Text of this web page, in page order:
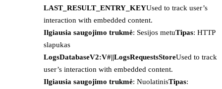
LAST_RESULT_ENTRY_KEYUsed to track user’s
interaction with embedded content.
Ilgiausia saugojimo trukmė: Sesijos metuTipas: HTTP
slapukas
LogsDatabaseV2:V#||LogsRequestsStoreUsed to track
user’s interaction with embedded content.
Ilgiausia saugojimo trukmė: NuolatinisTipas: